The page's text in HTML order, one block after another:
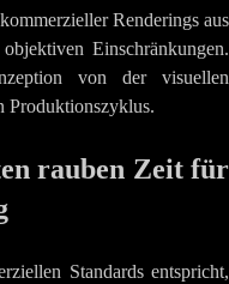
Renderings aus
Einschränkungen.
von der visuellen
Produktionszyklus.
rauben Zeit für
Standards entspricht,